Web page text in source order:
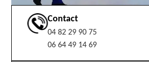
Contact
04 82 29 90 75
06 64 49 14 69